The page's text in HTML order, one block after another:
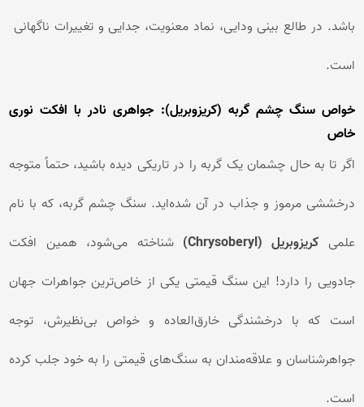
باشد. در طالع بینی ودایی، نماد معنویت، جدایی و تغییرات ناگهانی
است.
خواص سنگ چشم گربه (کریزوبریل): جواهری نادر با افکت نوری
خاص
اگر تا به حال چشمان یک گربه را در تاریکی دیده باشید، حتماً متوجه
درخششی مرموز و جذاب در آن شده‌اید. سنگ چشم گربه، که با نام
علمی کریزوبریل (Chrysoberyl)
شناخته می‌شود، همین افکت
جادویی را دارد! این سنگ قیمتی یکی از خاص‌ترین جواهرات جهان
است که با درخشندگی خارق‌العاده و خواص بی‌نظیرش، توجه
جواهرشناسان و علاقه‌مندان به سنگ‌های قیمتی را به خود جلب کرده
است.